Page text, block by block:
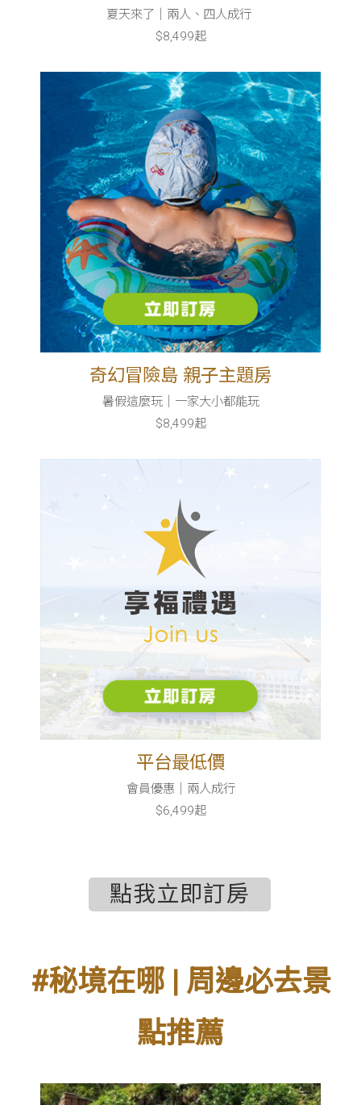
夏天來了｜兩人、四人成行
$8,499起
奇幻冒險島 親子主題房
暑假這麼玩｜一家大小都能玩
$8,499起
平台最低價
會員優惠｜兩人成行
$6,499起
點我立即訂房
#秘境在哪 | 周邊必去景
點推薦